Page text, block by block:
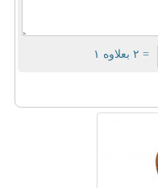
= ۲ بعلاوه ۱